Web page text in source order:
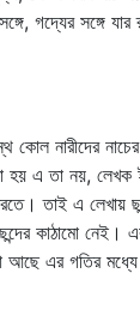
গদ্যের সঙ্গে
কোল নারীদের
হয় এ তা নয়, লেখক
তাই এ লেখায়
কাঠামো নেই।
আছে এর গতির